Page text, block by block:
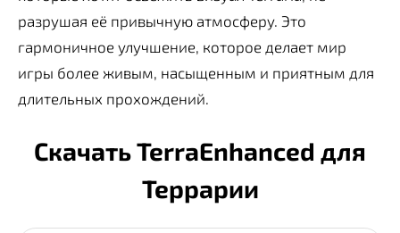
разрушая её привычную атмосферу. Это
гармоничное улучшение, которое делает мир
игры более живым, насыщенным и приятным для
длительных прохождений.
Скачать TerraEnhanced для
Террарии